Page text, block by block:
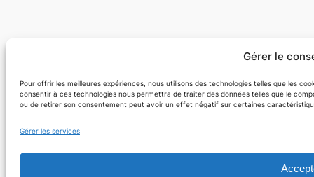
Gérer le
Pour offrir les meilleures expériences, nous utilisons des technologies telles que les
consentir à ces technologies nous permettra de traiter des données telles que le
ou de retirer son consentement peut avoir un effet négatif sur certaines
Gérer les services